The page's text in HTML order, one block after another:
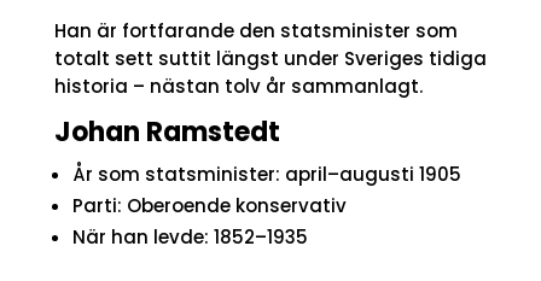
Han är fortfarande den statsminister som
totalt sett suttit längst under Sveriges tidiga
historia – nästan tolv år sammanlagt.
Johan Ramstedt
År som statsminister: april–augusti 1905
Parti: Oberoende konservativ
När han levde: 1852–1935